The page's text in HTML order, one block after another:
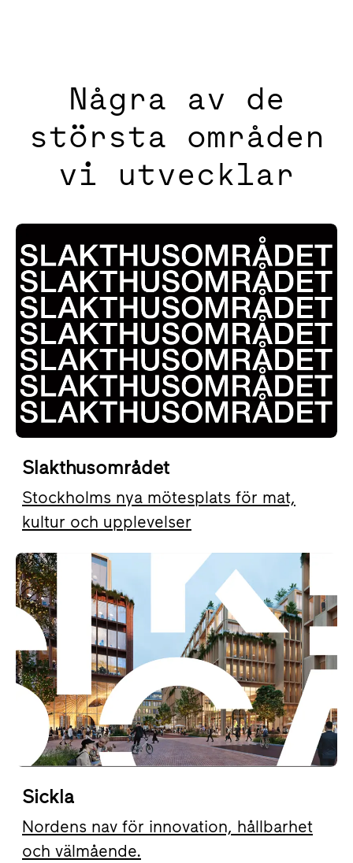
Några av de
största områden
vi utvecklar
Slakthusområdet
Stockholms nya mötesplats för mat,
kultur och upplevelser
Sickla
Nordens nav för innovation, hållbarhet
och välmående.